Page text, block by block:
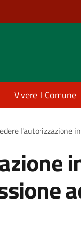
Vivere il Comune
l'autorizzazione